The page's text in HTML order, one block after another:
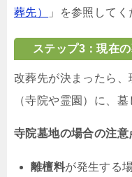
葬先）
」を参照してく
ステップ3：現在
改葬先が決まったら
（寺院や霊園）に、
寺院墓地の場合の注意
離檀料が発生する